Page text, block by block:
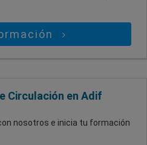
Circulación en Adif
nosotros e inicia tu formación